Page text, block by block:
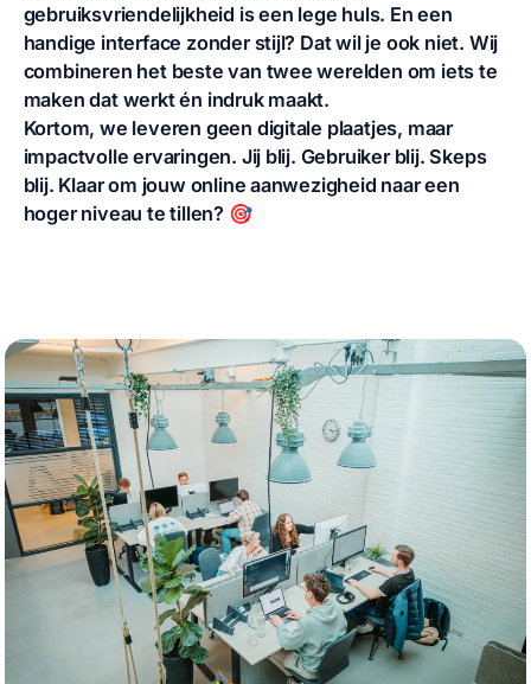
gebruiksvriendelijkheid is een lege huls. En een
handige interface zonder stijl? Dat wil je ook niet. Wij
combineren het beste van twee werelden om iets te
maken dat werkt én indruk maakt.
Kortom, we leveren geen digitale plaatjes, maar
impactvolle ervaringen. Jij blij. Gebruiker blij. Skeps
blij. Klaar om jouw online aanwezigheid naar een
hoger niveau te tillen? 🎯